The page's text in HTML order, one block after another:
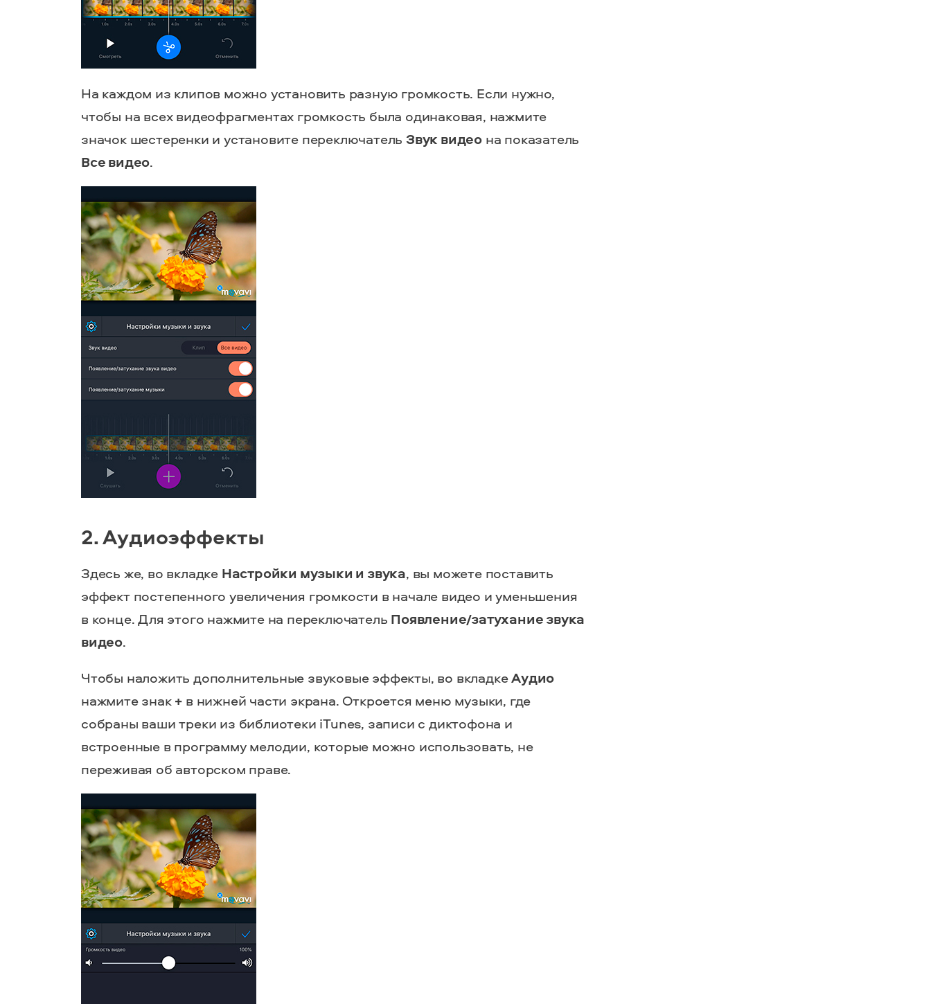
На каждом из клипов можно установить разную громкость. Если нужно,
чтобы на всех видеофрагментах громкость была одинаковая, нажмите
значок шестеренки и установите переключатель Звук видео на показатель
Все видео.
2. Аудиоэффекты
Здесь же, во вкладке Настройки музыки и звука, вы можете поставить
эффект постепенного увеличения громкости в начале видео и уменьшения
в конце. Для этого нажмите на переключатель Появление/затухание звука
видео.
Чтобы наложить дополнительные звуковые эффекты, во вкладкеАудио
нажмите знак+ в нижней части экрана. Откроется меню музыки, где
собраны ваши треки из библиотеки iTunes, записи с диктофона и
встроенные в программу мелодии, которые можно использовать, не
переживая об авторском праве.